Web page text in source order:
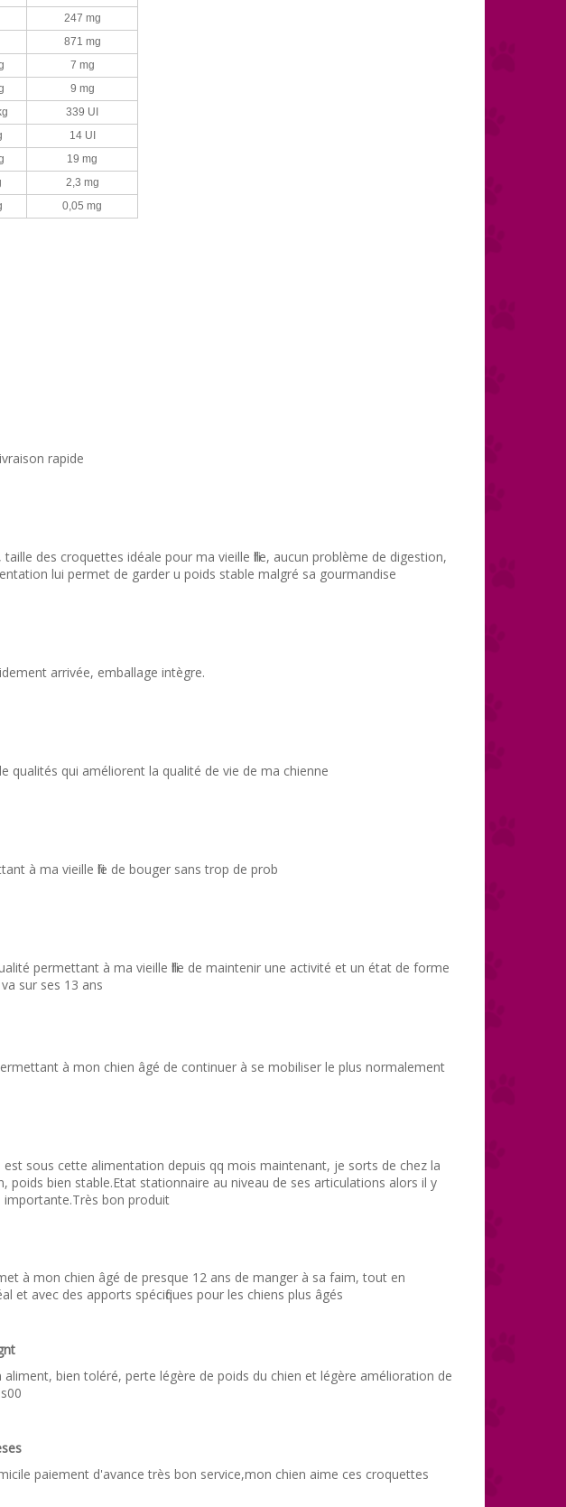
247 mg
871 mg
7 mg
9 mg
339 UI
14 UI
19 mg
2,3 mg
0,05 mg
rapide
des croquettes idéale pour ma vieille fille, aucun problème de digestion,
lui permet de garder u poids stable malgré sa gourmandise
arrivée, emballage intègre.
qualités qui améliorent la qualité de vie de ma chienne
à ma vieille file de bouger sans trop de prob
permettant à ma vieille fille de maintenir une activité et un état de forme
sur ses 13 ans
à mon chien âgé de continuer à se mobiliser le plus normalement
sous cette alimentation depuis qq mois maintenant, je sorts de chez la
poids bien stable.Etat stationnaire au niveau de ses articulations alors il y
importante.Très bon produit
à mon chien âgé de presque 12 ans de manger à sa faim, tout en
et avec des apports spécifiques pour les chiens plus âgés
bien toléré, perte légère de poids du chien et légère amélioration de
paiement d'avance très bon service,mon chien aime ces croquettes